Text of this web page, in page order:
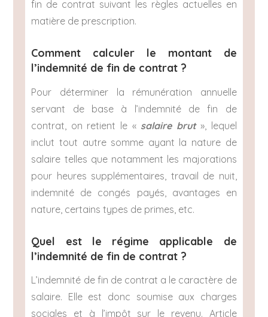
fin de contrat suivant les règles actuelles en
matière de prescription.
Comment calculer le montant de
l’indemnité de fin de contrat ?
Pour déterminer la rémunération annuelle
servant de base à l’indemnité de fin de
contrat, on retient le « salaire brut», lequel
inclut tout autre somme ayant la nature de
salaire telles que notamment les majorations
pour heures supplémentaires, travail de nuit,
indemnité de congés payés, avantages en
nature, certains types de primes, etc.
Quel est le régime applicable de
l’indemnité de fin de contrat ?
L’indemnité de fin de contrat a le caractère de
salaire. Elle est donc soumise aux charges
sociales et à l’impôt sur le revenu. Article